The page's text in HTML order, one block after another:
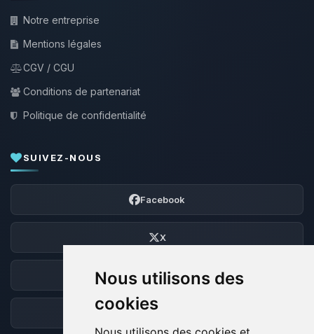
Nous utilisons des
cookies
Notre entreprise
Mentions légales
CGV / CGU
Conditions de partenariat
Politique de confidentialité
SUIVEZ-NOUS
Facebook
X
Discord
Forum